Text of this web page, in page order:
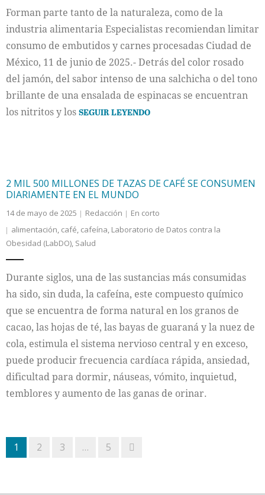
Forman parte tanto de la naturaleza, como de la
industria alimentaria Especialistas recomiendan limitar
consumo de embutidos y carnes procesadas Ciudad de
México, 11 de junio de 2025.- Detrás del color rosado
del jamón, del sabor intenso de una salchicha o del tono
brillante de una ensalada de espinacas se encuentran
los nitritos y losSEGUIR LEYENDO
2 MIL 500 MILLONES DE TAZAS DE CAFÉ SE CONSUMEN
DIARIAMENTE EN EL MUNDO
14 de mayo de 2025 Redacción
En corto
alimentación, café, cafeína, Laboratorio de Datos contra la
Obesidad (LabDO), Salud
Durante siglos, una de las sustancias más consumidas
ha sido, sin duda, la cafeína, este compuesto químico
que se encuentra de forma natural en los granos de
cacao, las hojas de té, las bayas de guaraná y la nuez de
cola, estimula el sistema nervioso central y en exceso,
puede producir frecuencia cardíaca rápida, ansiedad,
dificultad para dormir, náuseas, vómito, inquietud,
temblores y aumento de las ganas de orinar.
1 2 3 … 5